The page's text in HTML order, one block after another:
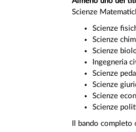
Scienze
Scienze
Scienze
Scienze
Ingegneria
Scienze
Scienze
Scienze
Scienze
Il bando completo